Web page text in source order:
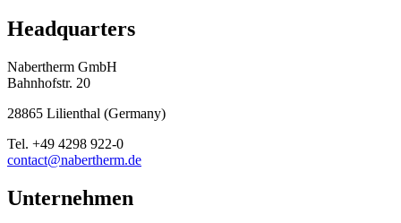
Headquarters
Nabertherm GmbH
Bahnhofstr. 20
28865 Lilienthal (Germany)
Tel. +49 4298 922-0
contact@nabertherm.de
Unternehmen